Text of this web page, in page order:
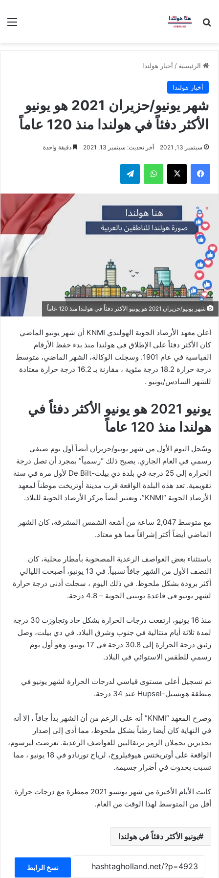
بحث عن
الرئيسية / أخبار هولندا
أخبار هولندا
شهر يونيو/حزيران 2021 هو يونيو
الأكثر دفئاً في هولندا منذ 120 عاماً
سبتمبر 13, 2021 آخر تحديث: سبتمبر 13, 2021 دقيقة واحدة
فيسبوك ‫X واتساب تيلقرام
شهر يونيو/حزيران 2021 هو يونيو الأكثر دفئاً في هولندا منذ 120 عاماً
أعلن معهد الأرصاد الجوية الهولندي KNMI أن شهر يونيو الماضي
كان الأكثر دفئاً على الإطلاق في هولندا منذ بدء حفظ الأرقام
القياسية في عام 1901. وسجلت الوكالة، الشهر الماضي، متوسط ​​
درجة حرارة 18.2 درجة مئوية ، مقارنة بـ 16.2 درجة حرارة معتادة
للشهر السادس/يونيو .
يونيو 2021 هو يونيو الأكثر دفئاً في
هولندا منذ 120 عاماً
وسُجل اليوم الأول من شهر يونيو/حزيران أيضاً أول يوم صيفي
رسمي في العام الجاري. يصبح ذلك “رسمياً” بمجرد أن تصل درجة
الحرارة إلى 25 درجة في بلدة دي بيلت-De Bilt لأول مرة في سنة
تقويمية. تعد هذه البلدة الواقعة قرب مدينة أوتريخت موطناً لمعهد
الأرصاد الجوية “KNMI”، وتعتبر أيضاً مركز الأرصاد الجوية للبلاد.
مع متوسط ​​2,047 ساعة من أشعة الشمس المشرقة، كان الشهر
الماضي أيضاً أكثر إشراقاً مما هو معتاد.
باستثناء بعض العواصف الرعدية المصحوبة بأمطار محلية، كان
النصف الأول من الشهر جافاً نسبياً. في 13 يونيو، أصبحت الليالي
أكثر برودة بشكل ملحوظ. في ذلك اليوم ، سجلت أدنى درجة حرارة
لشهر يونيو في قاعدة توينتي الجوية – 4.8 درجة.
منذ 16 يونيو، ارتفعت درجات الحرارة بشكل حاد وتجاوزت 30 درجة
لمدة ثلاثة أيام متتالية في جنوب وشرق البلاد. في دي بيلت، وصل
زئبق درجة الحرارة إلى 30.8 درجة في 17 يونيو، وهو أول يوم
رسمي للطقس الاستوائي في البلاد.
تم تسجيل أعلى مستوى قياسي لدرجات الحرارة لشهر يونيو في
منطقة هوبسيل-Hupsel عند 34 درجة.
وصرح المعهد “KNMI” أنه على الرغم من أن الشهر بدأ جافاً ، إلا أنه
في النهاية كان أيضا رطباً بشكل ملحوظ، مما أدى إلى إصدار
تحذيرين يحملان الرمز برتقاليين للعواصف الرعدية. تعرضت ليرسوم،
الواقعة على أوتريختس هيوفيلروخ، لرياح تورنادو في 18 يونيو ، مما
تسبب بحدوث في أضرار جسيمة.
كانت الأيام الأخيرة من شهر يونسو 2021 ممطرة مع درجات حرارة
أقل من المتوسط ​​لهذا الوقت من العام.
يونيو الأكثر دفئاً في هولندا
نسخ الرابط